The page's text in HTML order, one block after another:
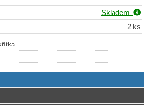
Skladem
2 ks